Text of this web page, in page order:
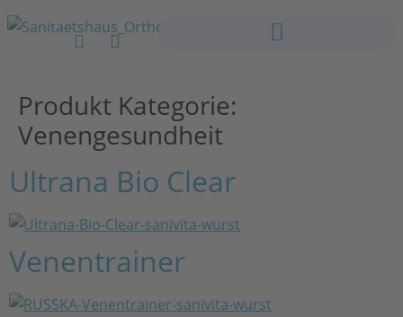
Produkt Kategorie:
Venengesundheit
Ultrana Bio Clear
Venentrainer